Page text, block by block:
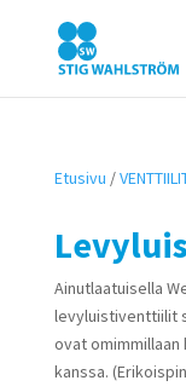
Etusivu /
Ainutlaatuisella
levyluistiventtiilit
ovat
kanssa.